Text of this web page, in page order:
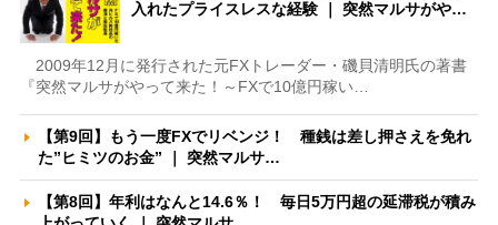
入れたプライスレスな経験 ｜ 突然マルサがや…
2009年12月に発行された元FXトレーダー・磯貝清明氏の著書
『突然マルサがやって来た！～FXで10億円稼い…
【第9回】もう一度FXでリベンジ！ 種銭は差し押さえを免れ
た”ヒミツのお金” ｜ 突然マルサ…
【第8回】年利はなんと14.6％！ 毎日5万円超の延滞税が積み